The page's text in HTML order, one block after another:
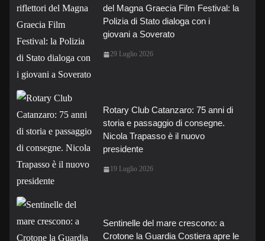
del Magna Graecia Film Festival: la
Polizia di Stato dialoga con i
giovani a Soverato
29 Luglio 2026
Rotary Club Catanzaro: 75 anni di
storia e passaggio di consegne.
Nicola Trapasso è il nuovo
presidente
19 Luglio 2026
Sentinelle del mare crescono: a
Crotone la Guardia Costiera apre le